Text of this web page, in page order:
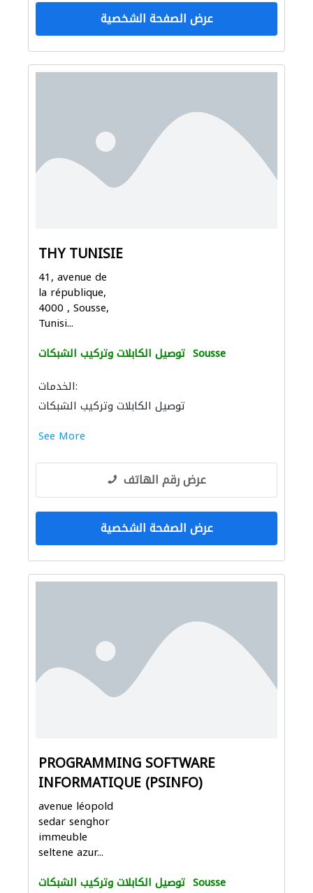
عرض الصفحة الشخصية
THY TUNISIE
41, avenue de
la république,
4000 , Sousse,
Tunisi...
توصيل الكابلات وتركيب الشبكات Sousse
الخدمات:
توصيل الكابلات وتركيب الشبكات
See More
عرض رقم الهاتف
عرض الصفحة الشخصية
PROGRAMMING SOFTWARE
INFORMATIQUE (PSINFO)
avenue léopold
sedar senghor
immeuble
seltene azur...
توصيل الكابلات وتركيب الشبكات Sousse